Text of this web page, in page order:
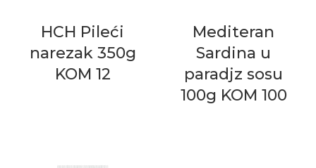
HCH Pileći
narezak 350g
KOM 12
Mediteran
Sardina u
paradjz sosu
100g KOM 100